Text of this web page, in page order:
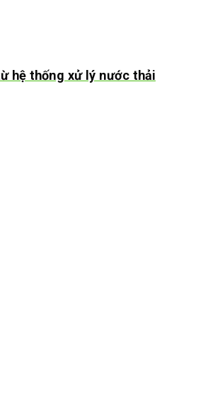
hệ thống xử lý nước thải